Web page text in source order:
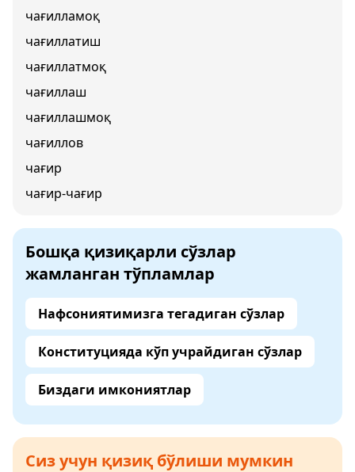
чағилламоқ
чағиллатиш
чағиллатмоқ
чағиллаш
чағиллашмоқ
чағиллов
чағир
чағир-чағир
Бошқа қизиқарли сўзлар
жамланган тўпламлар
Нафсониятимизга тегадиган сўзлар
Конституцияда кўп учрайдиган сўзлар
Биздаги имкониятлар
Сиз учун қизиқ бўлиши мумкин